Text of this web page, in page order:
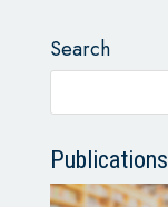
Search
Publications